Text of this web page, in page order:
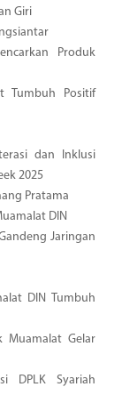
Giri
Produk
Tumbuh Positif
dan Inklusi
2025
Pratama
DIN
Jaringan
DIN Tumbuh
Muamalat Gelar
DPLK Syariah